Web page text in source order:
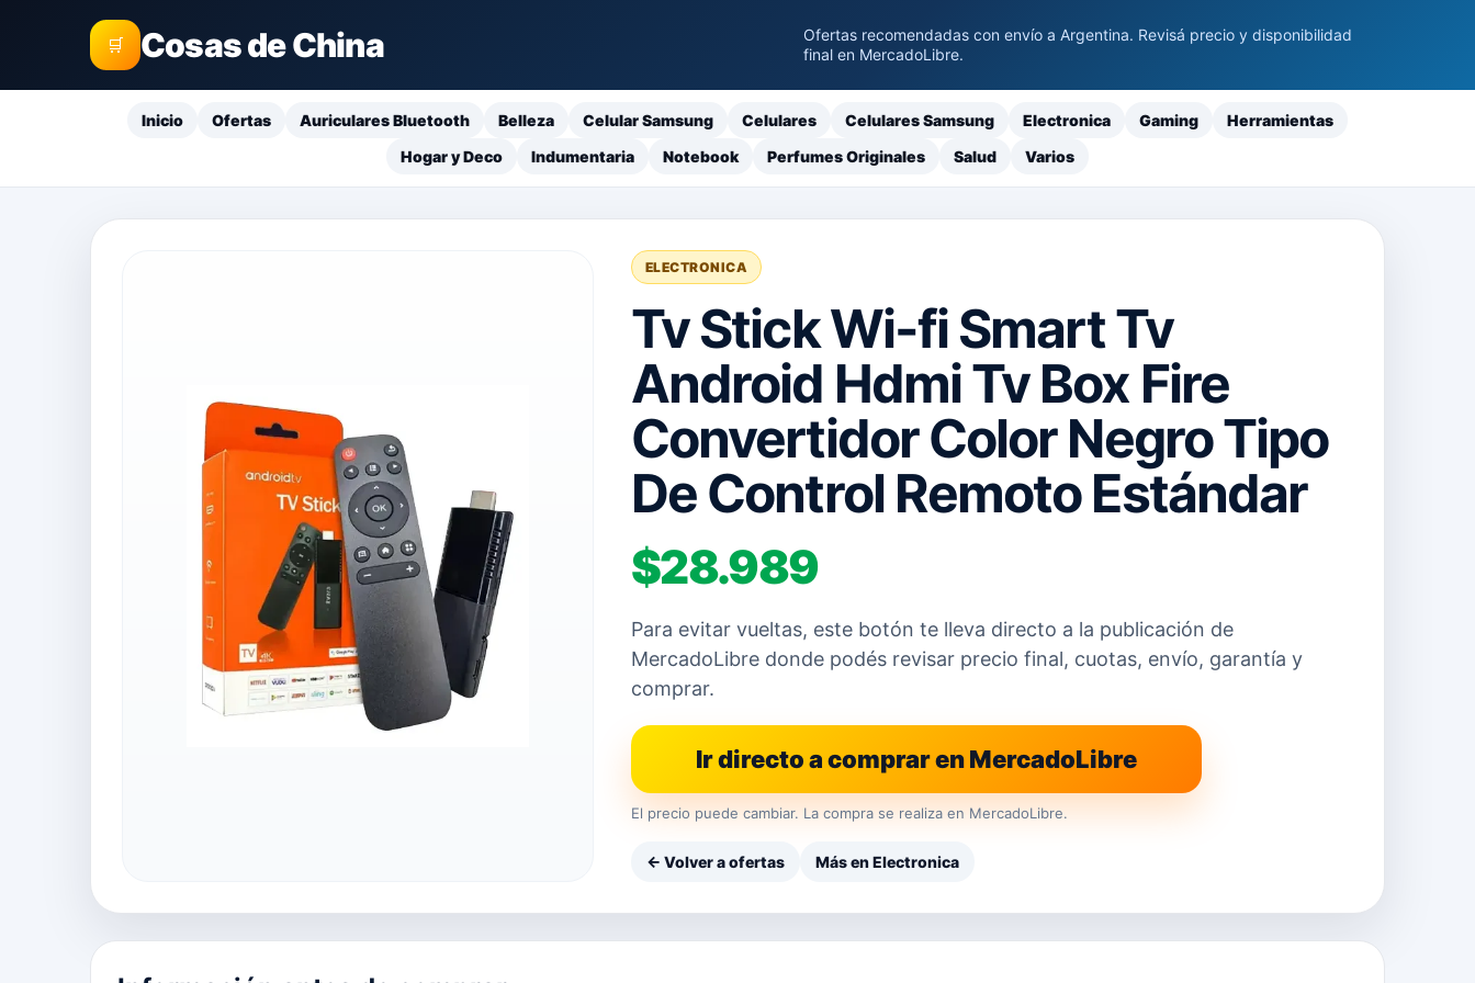
🛒 Cosas de China
Ofertas recomendadas con envío a Argentina. Revisá precio y disponibilidad
final en MercadoLibre.
Inicio Ofertas Auriculares Bluetooth Belleza Celular Samsung Celulares Celulares Samsung Electronica Gaming
Herramientas
Hogar y Deco
Indumentaria Notebook Perfumes Originales Salud Varios
ELECTRONICA
Tv Stick Wi-fi Smart Tv
Android Hdmi Tv Box Fire
Convertidor Color Negro Tipo
De Control Remoto Estándar
$28.989
Para evitar vueltas, este botón te lleva directo a la publicación de
MercadoLibre donde podés revisar precio final, cuotas, envío, garantía y
comprar.
Ir directo a comprar en MercadoLibre
El precio puede cambiar. La compra se realiza en MercadoLibre.
← Volver a ofertas Más en Electronica